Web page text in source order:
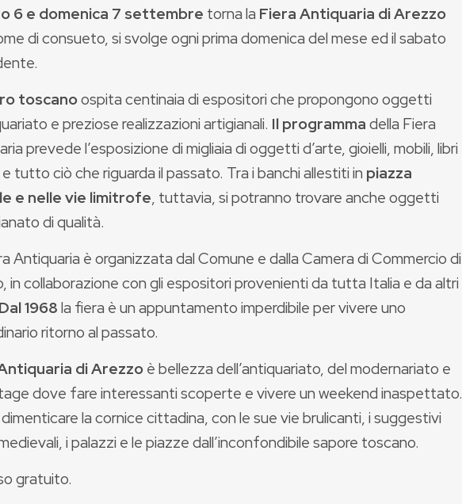
6 e domenica 7 settembre torna la Fiera Antiquaria di Arezzo
di consueto, si svolge ogni prima domenica del mese ed il sabato
toscanoospita centinaia di espositori che propongono oggetti
e preziose realizzazioni artigianali. Il programmadella Fiera
prevede l’esposizione di migliaia di oggetti d’arte, gioielli, mobili, libri
tutto ciò che riguarda il passato. Tra i banchi allestiti in piazza
e nelle vie limitrofe, tuttavia, si potranno trovare anche oggetti
di qualità.
Antiquaria è organizzata dal Comune e dalla Camera di Commercio di
in collaborazione con gli espositori provenienti da tutta Italia e da altri
Dal 1968la fiera è un appuntamento imperdibile per vivere uno
ritorno al passato.
di Arezzoè bellezza dell’antiquariato, del modernariato e
dove fare interessanti scoperte e vivere un weekend inaspettato.
la cornice cittadina, con le sue vie brulicanti, i suggestivi
i palazzi e le piazze dall’inconfondibile sapore toscano.
gratuito.